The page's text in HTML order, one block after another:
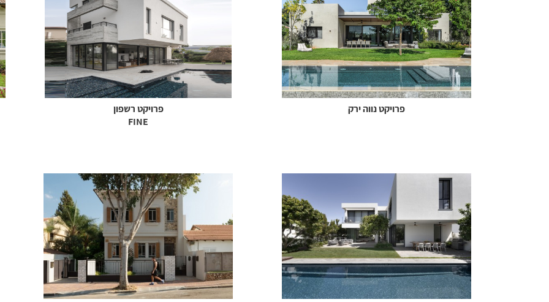
פרויקט נווה ירק
פרויקט רשפון
FINE